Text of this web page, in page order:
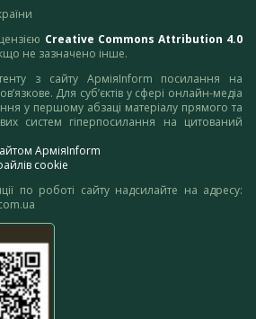
Creative Commons Attribution 4.0
не зазначено інше.
з сайту АрміяInform посилання на
Для суб’єктів у сфері онлайн-медіа
у першому абзаці матеріалу прямого та
систем гіперпосилання на цитований
АрміяInform
cookie
по роботі сайту надсилайте на адресу: